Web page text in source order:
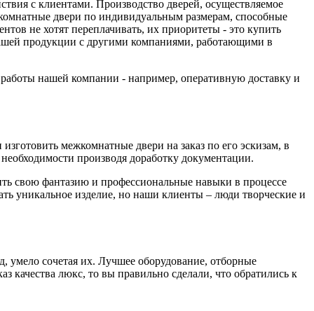
с клиентами. Производство дверей, осуществляемое
двери по индивидуальным размерам, способные
не хотят переплачивать, их приоритеты - это купить
продукции с другими компаниями, работающими в
нашей компании - например, оперативную доставку и
межкомнатные двери на заказ по его эскизам, в
производя доработку документации.
свою фантазию и профессиональные навыки в процессе
уникальное изделие, но наши клиенты – люди творческие и
умело сочетая их. Лучшее оборудование, отборные
люкс, то вы правильно сделали, что обратились к